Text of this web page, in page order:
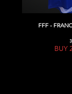
FFF -
BUY